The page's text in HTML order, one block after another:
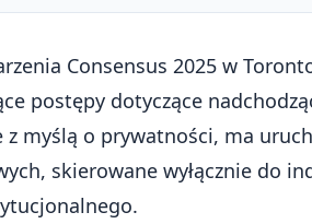
Consensus 2025 w
postępy dotyczące
myślą o prywatności, ma
skierowane wyłącznie do